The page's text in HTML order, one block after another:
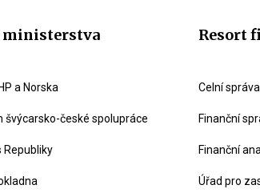
ministerstva
a Norska
švýcarsko-české spolupráce
Republiky
Resort
Celní správa
Finanční
Finanční
Úřad pro